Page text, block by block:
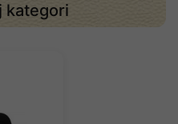
kategori